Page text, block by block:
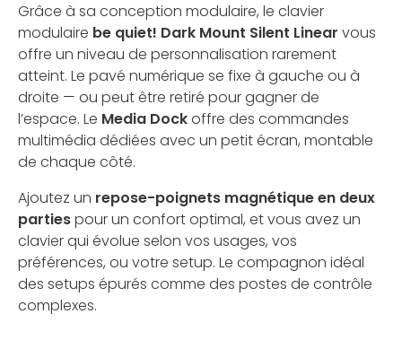
Grâce à sa conception modulaire, le clavier
modulaire be quiet! Dark Mount Silent Linear vous
offre un niveau de personnalisation rarement
atteint. Le pavé numérique se fixe à gauche ou à
droite — ou peut être retiré pour gagner de
l’espace. Le Media Dockoffre des commandes
multimédia dédiées avec un petit écran, montable
de chaque côté.
Ajoutez un repose-poignets magnétique en deux
partiespour un confort optimal, et vous avez un
clavier qui évolue selon vos usages, vos
préférences, ou votre setup. Le compagnon idéal
des setups épurés comme des postes de contrôle
complexes.